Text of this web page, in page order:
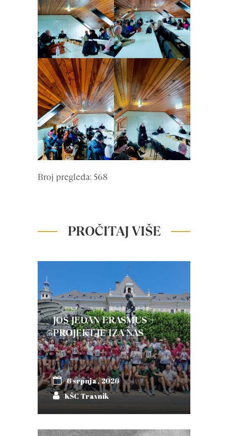
Broj pregleda: 568
PROČITAJ VIŠE
JOŠ JEDAN ERASMUS +
PROJEKT JE IZA NAS
6 srpnja, 2026
KŠC Travnik